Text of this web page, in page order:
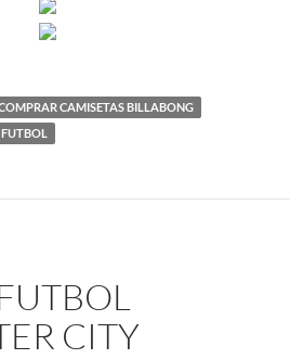
CAMISETAS BILLABONG
CITY